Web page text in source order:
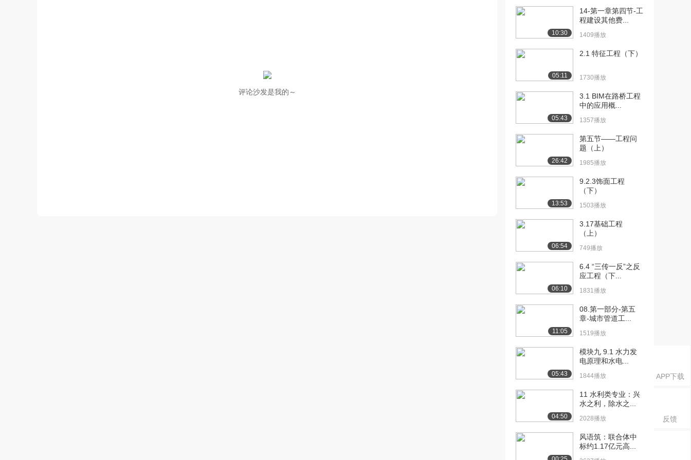
APP下载
反馈
评论沙发是我的～
[10] 2F310000 （03）水
2098播放
23:33
[11] 2F310000 （03）水
23:36
[12] 2F310000 （03）水
23:26
[13] 2F310000 （04）水
17:34
[14] 2F310000 （04）水
[15] 2F310000 （04）水
[16] 2F310000 （05）水
22:28
[17] 2F310000 （05）水
利水电...
22:31
[18] 2F310000 （05）水
利水电...
利水电...
利水电...
10:30
14-第一章第四节-工
程建设其他费...
1409播放
05:11
2.1 特征工程（下）
1730播放
05:43
3.1 BIM在路桥工程
中的应用概...
1357播放
26:42
第五节——工程问
题（上）
1985播放
13:53
9.2.3饰面工程
（下）
1503播放
06:54
3.17基础工程
（上）
749播放
06:10
6.4 “三传一反”之反
应工程（下...
1831播放
11:05
08.第一部分-第五
章-城市管道工...
1519播放
05:43
模块九 9.1 水力发
电原理和水电...
1844播放
04:50
11 水利类专业：兴
水之利，除水之...
2028播放
风语筑：联合体中
标约1.17亿元高...